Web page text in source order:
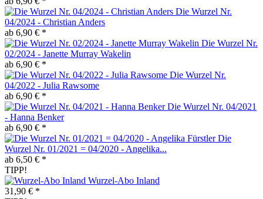
Die Wurzel Nr.
04/2024 - Christian Anders
ab 6,90 € *
Die Wurzel Nr.
02/2024 - Janette Murray Wakelin
ab 6,90 € *
Die Wurzel Nr.
04/2022 - Julia Rawsome
ab 6,90 € *
Die Wurzel Nr. 04/2021
- Hanna Benker
ab 6,90 € *
Die
Wurzel Nr. 01/2021 = 04/2020 - Angelika...
ab 6,50 € *
TIPP!
Wurzel-Abo Inland
31,90 € *